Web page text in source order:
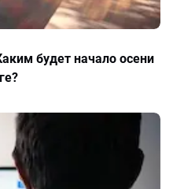
будет начало осени